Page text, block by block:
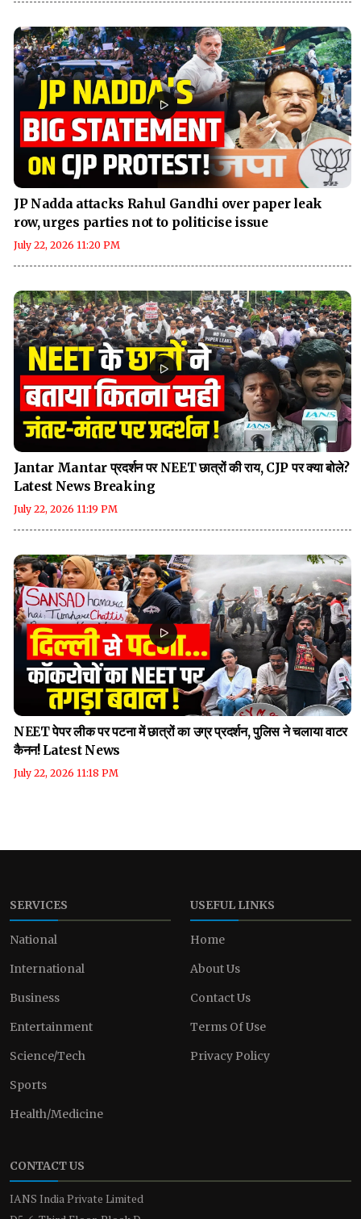
JP Nadda attacks Rahul Gandhi over paper leak
row, urges parties not to politicise issue
July 22, 2026 11:20 PM
Jantar Mantar प्रदर्शन पर NEET छात्रों की राय, CJP पर क्या बोले?
Latest News Breaking
July 22, 2026 11:19 PM
NEET पेपर लीक पर पटना में छात्रों का उग्र प्रदर्शन, पुलिस ने चलाया वाटर
कैनन! Latest News
July 22, 2026 11:18 PM
SERVICES
National
International
Business
Entertainment
Science/Tech
Sports
Health/Medicine
USEFUL LINKS
Home
About Us
Contact Us
Terms Of Use
Privacy Policy
CONTACT US
IANS India Private Limited